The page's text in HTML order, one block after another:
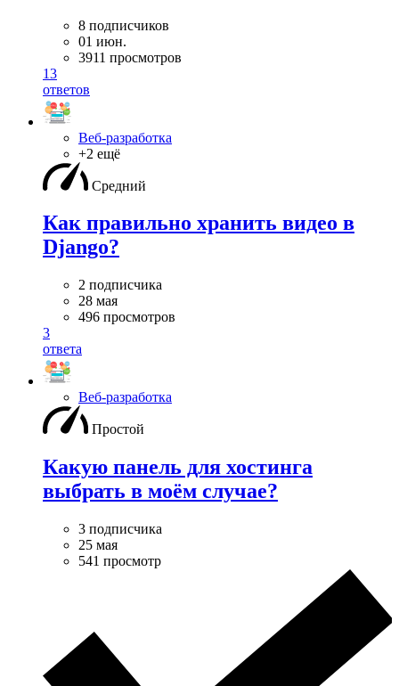
8 подписчиков
01 июн.
3911 просмотров
13
ответов
Веб-разработка
+2 ещё
Средний
Как правильно хранить видео в
Django?
2 подписчика
28 мая
496 просмотров
3
ответа
Веб-разработка
Простой
Какую панель для хостинга
выбрать в моём случае?
3 подписчика
25 мая
541 просмотр